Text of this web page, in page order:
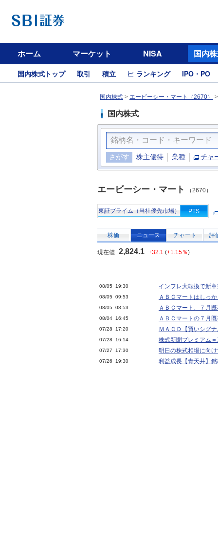
ホーム マーケット NISA 国内
国内株式トップ 取引 積立 ランキング IPO・PO
国内株式 > エービーシー・マート（2670）
国内株式
さがす 株主優待 業種 チャ
エービーシー・マート （2670）
東証プライム（当社優先市場） PTS
株価 ニュース チャート 評
現在値 2,824.1 +32.1 (+1.15％)
08/05 19:30 インフレ大転換で新
08/05 09:53 ＡＢＣマートはしっ
08/05 08:53 ＡＢＣマート、７月
08/04 16:45 ＡＢＣマートの７月
07/28 17:20 ＭＡＣＤ【買いシグ
07/28 16:14 株式新聞プレミアム
07/27 17:30 明日の株式相場に向
07/26 19:30 利益成長【青天井】